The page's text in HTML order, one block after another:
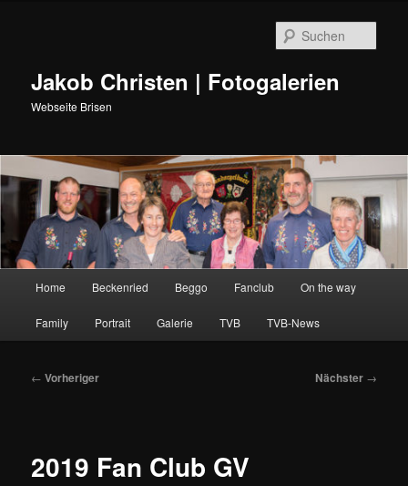
Jakob Christen | Fotogalerien
Webseite Brisen
Zum
primären
Home Beckenried Beggo Fanclub On the way
Family Portrait Galerie TVB TVB-News
Beitragsnavigation
← Vorheriger Nächster →
2019 Fan Club GV